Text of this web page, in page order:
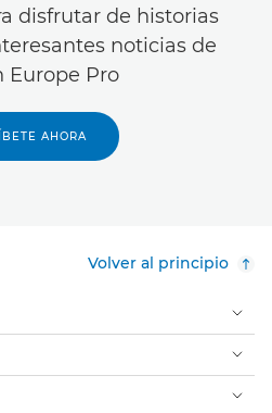
disfrutar de historias
noticias de
Europe Pro
AHORA
Volver al principio